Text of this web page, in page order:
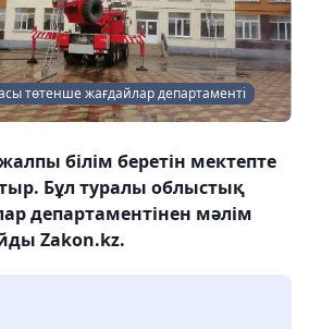
төтенше жағдайлар департаменті
білім беретін мектепте
Бұл туралы облыстық
департаментінен мәлім
Zakon.kz.